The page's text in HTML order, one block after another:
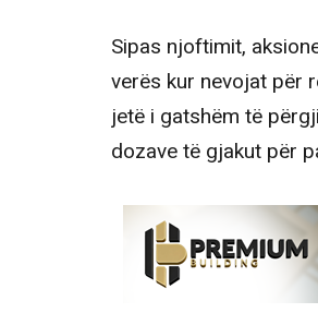
Sipas njoftimit,
verës kur nevojat për
jetë i gatshëm të
dozave të gjakut për